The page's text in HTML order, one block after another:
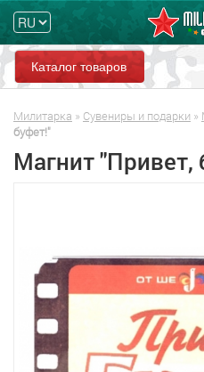
Каталог товаров
Милитарка » Сувениры и подарки »
буфет!"
Магнит "Привет,